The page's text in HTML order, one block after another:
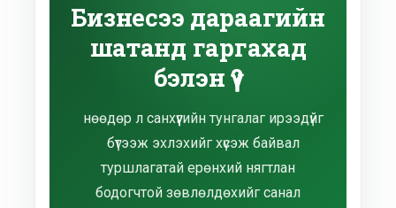
Бизнесээ дараагийн
шатанд гаргахад
бэлэн үү?
нөөдөр л санхүүгийн тунгалаг ирээдүйг
бүтээж эхлэхийг хүсэж байвал
туршлагатай ерөнхий нягтлан
бодогчтой зөвлөлдөхийг санал